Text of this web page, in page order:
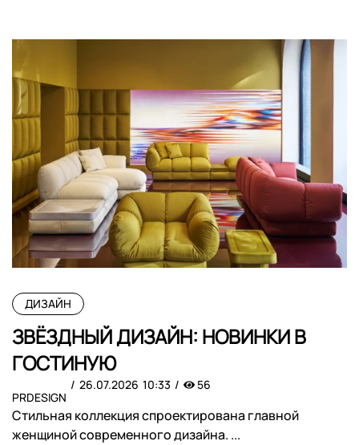
ДИЗАЙН
ЗВЁЗДНЫЙ ДИЗАЙН: НОВИНКИ В
ГОСТИНУЮ
PRDESIGN
26.07.2026 10:33 56
Стильная коллекция спроектирована главной
женщиной современного дизайна. ...